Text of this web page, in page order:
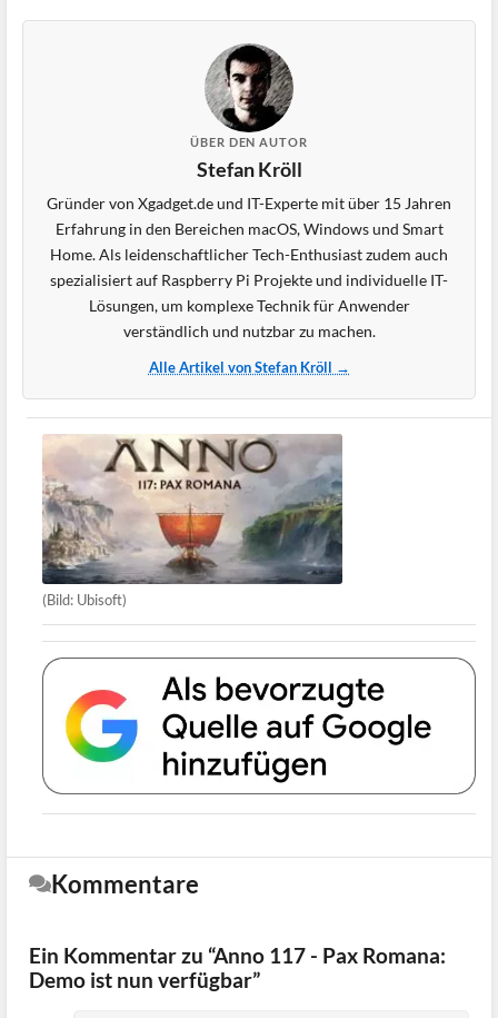
ÜBER DEN AUTOR
Stefan Kröll
Gründer von Xgadget.de und IT-Experte mit über 15 Jahren
Erfahrung in den Bereichen macOS, Windows und Smart
Home. Als leidenschaftlicher Tech-Enthusiast zudem auch
spezialisiert auf Raspberry Pi Projekte und individuelle IT-
Lösungen, um komplexe Technik für Anwender
verständlich und nutzbar zu machen.
Alle Artikel von Stefan Kröll →
(Bild: Ubisoft)
Kommentare
Ein Kommentar zu “Anno 117 - Pax Romana:
Demo ist nun verfügbar”